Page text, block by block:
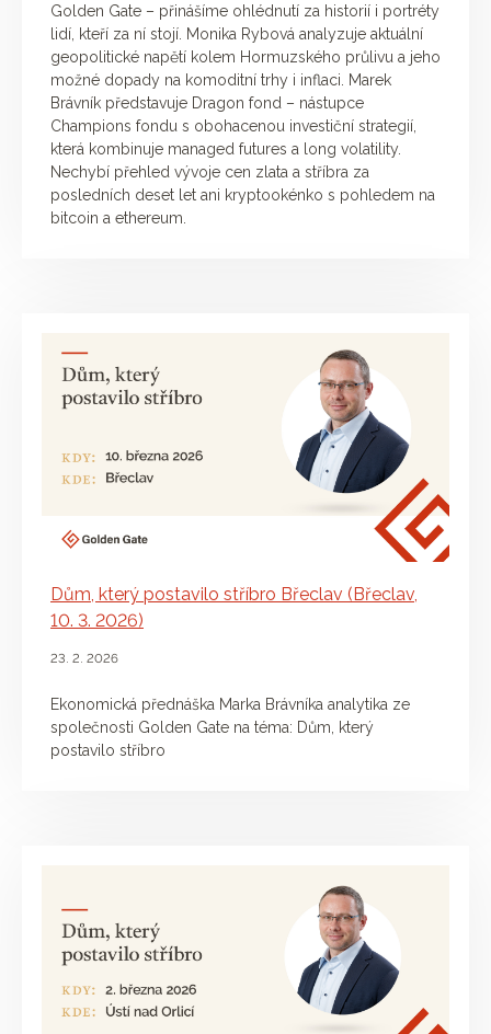
Golden Gate – přinášíme ohlédnutí za historií i portréty
lidí, kteří za ní stojí. Monika Rybová analyzuje aktuální
geopolitické napětí kolem Hormuzského průlivu a jeho
možné dopady na komoditní trhy i inflaci. Marek
Brávník představuje Dragon fond – nástupce
Champions fondu s obohacenou investiční strategií,
která kombinuje managed futures a long volatility.
Nechybí přehled vývoje cen zlata a stříbra za
posledních deset let ani kryptookénko s pohledem na
bitcoin a ethereum.
Dům, který postavilo stříbro Břeclav (Břeclav,
10. 3. 2026)
23. 2. 2026
Ekonomická přednáška Marka Brávníka analytika ze
společnosti Golden Gate na téma: Dům, který
postavilo stříbro